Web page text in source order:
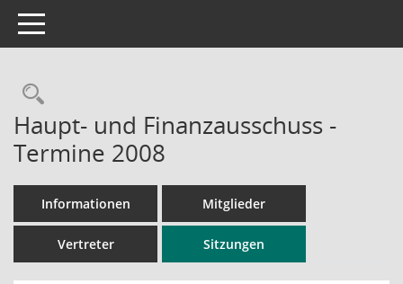
Toggle navigation
Rechercheauswahl
Haupt- und Finanzausschuss -
Termine 2008
Informationen Mitglieder
Vertreter Sitzungen